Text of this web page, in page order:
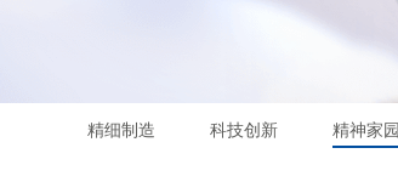
精细制造 科技创新 精神家园